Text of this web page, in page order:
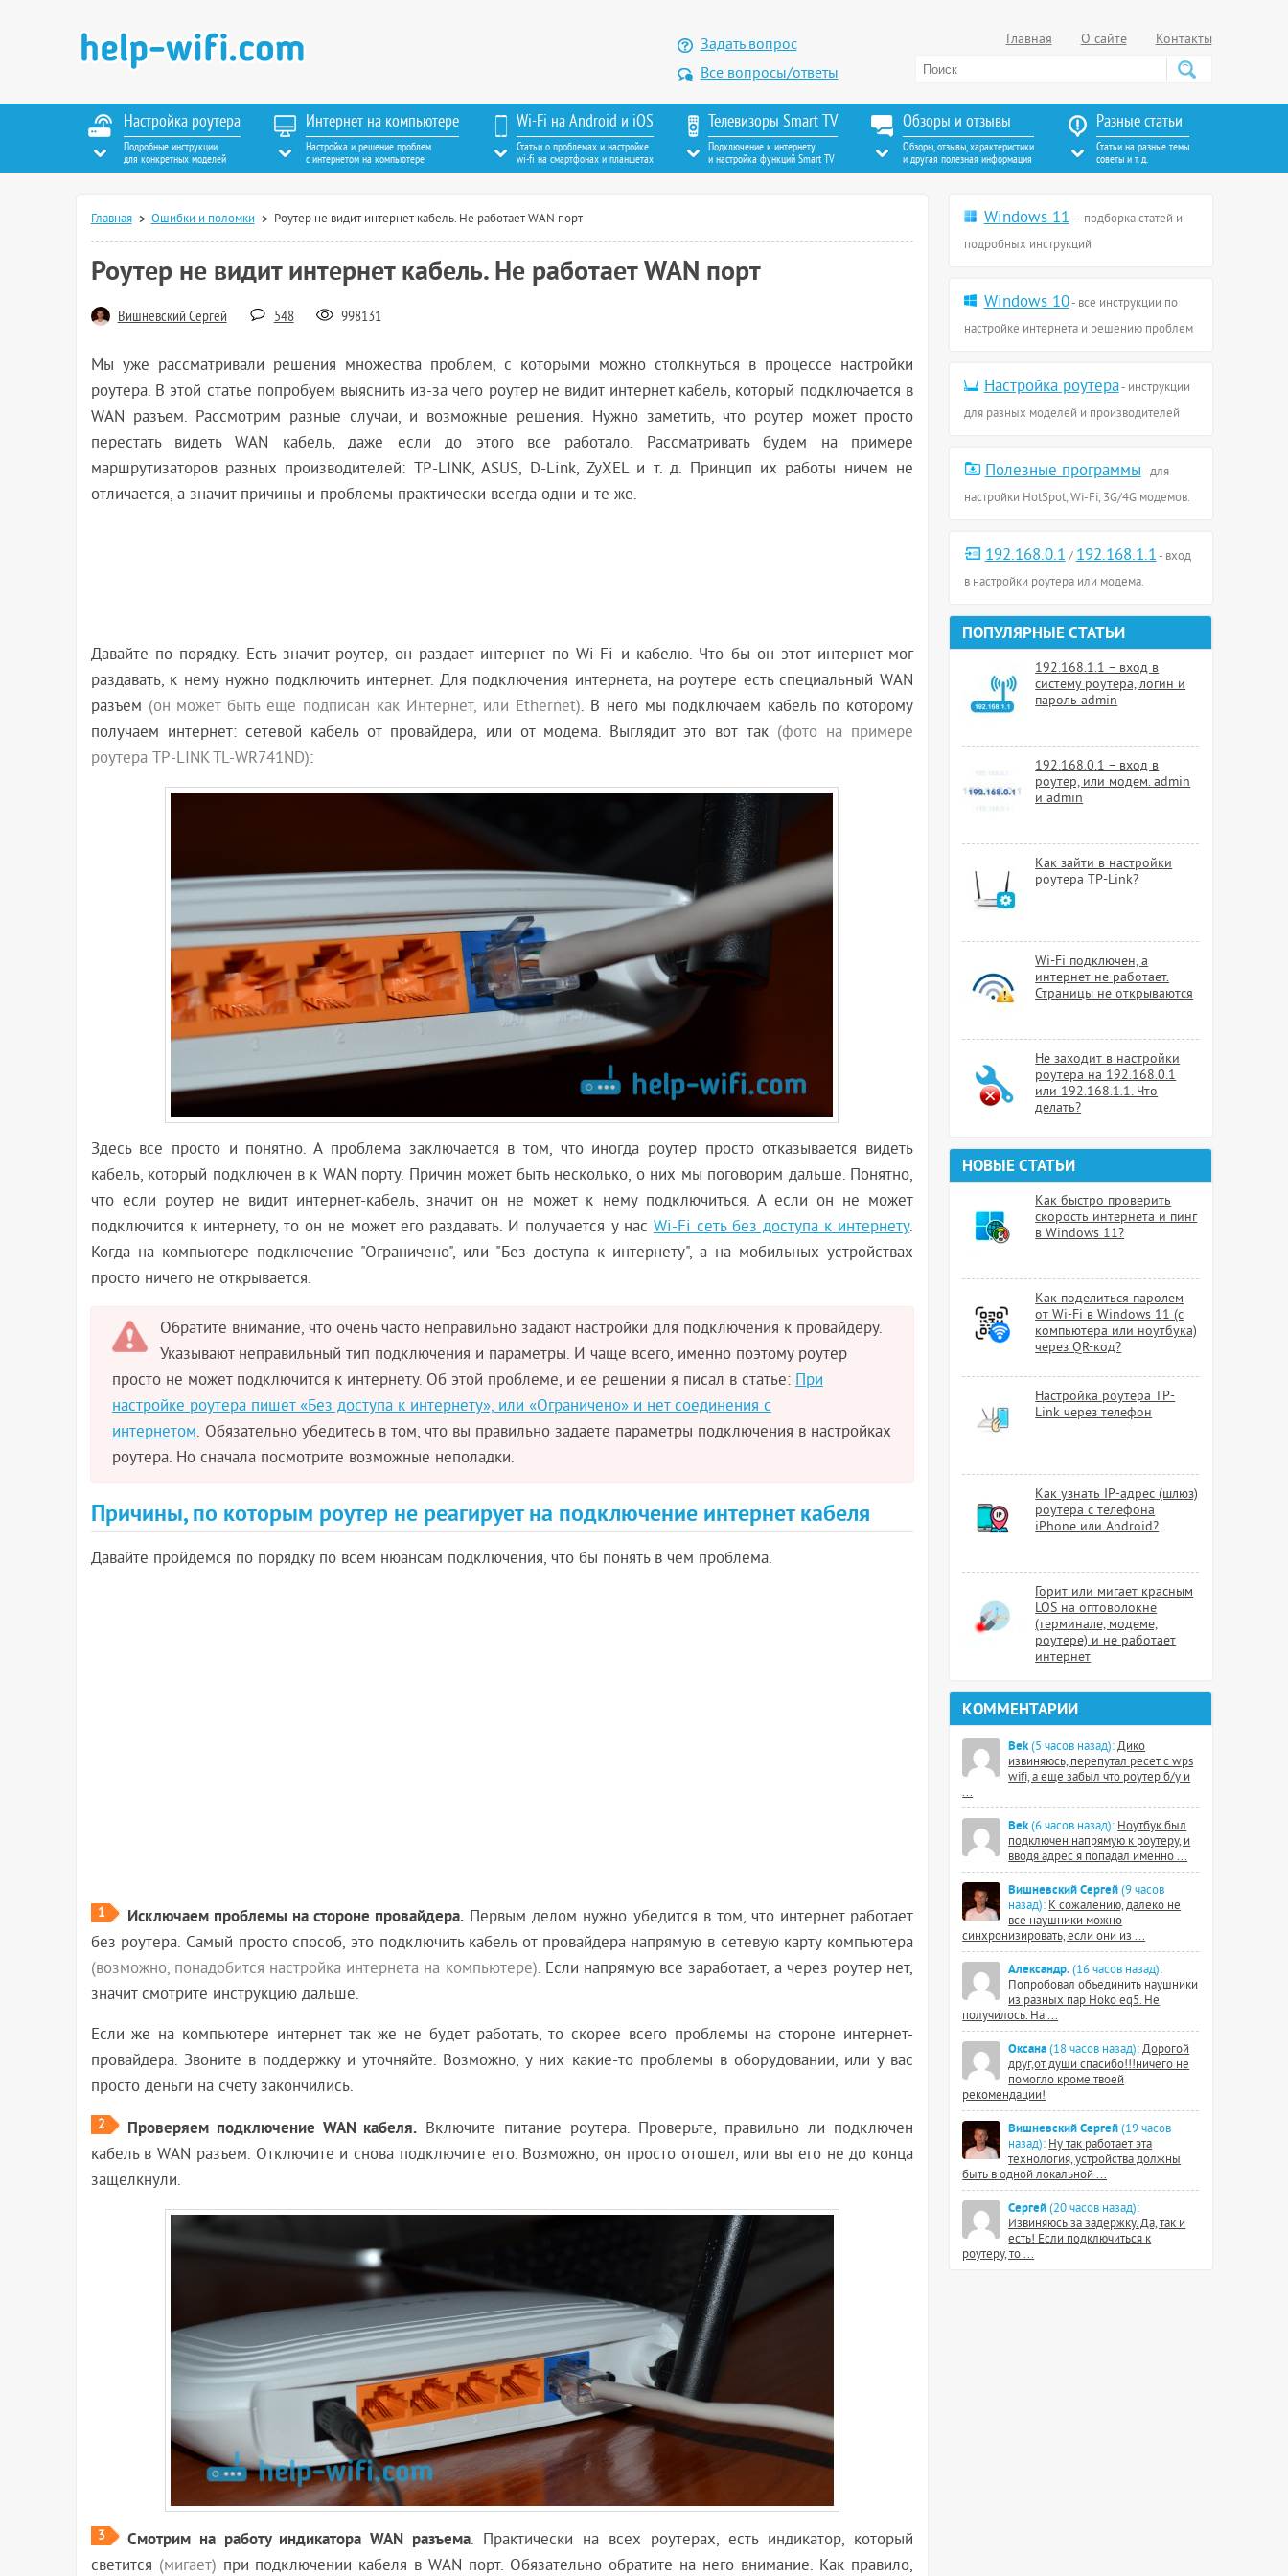
Настройка роутера
Подробные инструкции
для конкретных моделей
Интернет на компьютере
Настройка и решение проблем
с интернетом на компьютере
Wi-Fi на Android и iOS
Статьи о проблемах и настройке
wi-fi на смартфонах и планшетах
Телевизоры Smart TV
Подключение к интернету
и настройка функций Smart TV
Обзоры и отзывы
Обзоры, отзывы, характеристики
и другая полезная информация
Разные статьи
Статьи на разные темы
советы и т. д.
Задать вопрос
Все вопросы/ответы
Главная О сайте Контакты
Главная Ошибки и поломки Роутер не видит интернет кабель. Не работает WAN порт
Роутер не видит интернет кабель. Не работает WAN порт
Вишневский Сергей 548 998131
Мы уже рассматривали решения множества проблем, с которыми можно столкнуться в процессе настройки
роутера. В этой статье попробуем выяснить из-за чего роутер не видит интернет кабель, который подключается в
WAN разъем. Рассмотрим разные случаи, и возможные решения. Нужно заметить, что роутер может просто
перестать видеть WAN кабель, даже если до этого все работало. Рассматривать будем на примере
маршрутизаторов разных производителей: TP-LINK, ASUS, D-Link, ZyXEL и т. д. Принцип их работы ничем не
отличается, а значит причины и проблемы практически всегда одни и те же.
Давайте по порядку. Есть значит роутер, он раздает интернет по Wi-Fi и кабелю. Что бы он этот интернет мог
раздавать, к нему нужно подключить интернет. Для подключения интернета, на роутере есть специальный WAN
разъем (он может быть еще подписан как Интернет, или Ethernet). В него мы подключаем кабель по которому
получаем интернет: сетевой кабель от провайдера, или от модема. Выглядит это вот так (фото на примере
роутера TP-LINK TL-WR741ND):
Здесь все просто и понятно. А проблема заключается в том, что иногда роутер просто отказывается видеть
кабель, который подключен в к WAN порту. Причин может быть несколько, о них мы поговорим дальше. Понятно,
что если роутер не видит интернет-кабель, значит он не может к нему подключиться. А если он не может
подключится к интернету, то он не может его раздавать. И получается у насWi-Fi сеть без доступа к интернету.
Когда на компьютере подключение "Ограничено", или "Без доступа к интернету", а на мобильных устройствах
просто ничего не открывается.
Обратите внимание, что очень часто неправильно задают настройки для подключения к провайдеру.
Указывают неправильный тип подключения и параметры. И чаще всего, именно поэтому роутер
просто не может подключится к интернету. Об этой проблеме, и ее решении я писал в статье: При
настройке роутера пишет «Без доступа к интернету», или «Ограничено» и нет соединения с
интернетом. Обязательно убедитесь в том, что вы правильно задаете параметры подключения в настройках
роутера. Но сначала посмотрите возможные неполадки.
Причины, по которым роутер не реагирует на подключение интернет кабеля
Давайте пройдемся по порядку по всем нюансам подключения, что бы понять в чем проблема.
1 Исключаем проблемы на стороне провайдера. Первым делом нужно убедится в том, что интернет работает
без роутера. Самый просто способ, это подключить кабель от провайдера напрямую в сетевую карту компьютера
(возможно, понадобится настройка интернета на компьютере). Если напрямую все заработает, а через роутер нет,
значит смотрите инструкцию дальше.
Если же на компьютере интернет так же не будет работать, то скорее всего проблемы на стороне интернет-
провайдера. Звоните в поддержку и уточняйте. Возможно, у них какие-то проблемы в оборудовании, или у вас
просто деньги на счету закончились.
2 Проверяем подключение WAN кабеля. Включите питание роутера. Проверьте, правильно ли подключен
кабель в WAN разъем. Отключите и снова подключите его. Возможно, он просто отошел, или вы его не до конца
защелкнули.
3 Смотрим на работу индикатора WAN разъема. Практически на всех роутерах, есть индикатор, который
светится (мигает) при подключении кабеля в WAN порт. Обязательно обратите на него внимание. Как правило,
Windows 11 — подборка статей и
подробных инструкций
Windows 10- все инструкции по
настройке интернета и решению проблем
Настройка роутера- инструкции
для разных моделей и производителей
Полезные программы- для
настройки HotSpot, Wi-Fi, 3G/4G модемов.
192.168.0.1 /192.168.1.1- вход
в настройки роутера или модема.
ПОПУЛЯРНЫЕ СТАТЬИ
192.168.1.1 – вход в
систему роутера, логин и
пароль admin
192.168.0.1 – вход в
роутер, или модем. admin
и admin
Как зайти в настройки
роутера TP-Link?
Wi-Fi подключен, а
интернет не работает.
Страницы не открываются
Не заходит в настройки
роутера на 192.168.0.1
или 192.168.1.1. Что
делать?
НОВЫЕ СТАТЬИ
Как быстро проверить
скорость интернета и пинг
в Windows 11?
Как поделиться паролем
от Wi-Fi в Windows 11 (с
компьютера или ноутбука)
через QR-код?
Настройка роутера TP-
Link через телефон
Как узнать IP-адрес (шлюз)
роутера с телефона
iPhone или Android?
Горит или мигает красным
LOS на оптоволокне
(терминале, модеме,
роутере) и не работает
интернет
КОММЕНТАРИИ
Bek(5 часов назад): Дико
извиняюсь, перепутал ресет с wps
wifi, а еще забыл что роутер б/у и
...
Bek(6 часов назад): Ноутбук был
подключен напрямую к роутеру, и
вводя адрес я попадал именно ...
Вишневский Сергей (9 часов
назад): К сожалению, далеко не
все наушники можно
синхронизировать, если они из ...
Александр. (16 часов назад):
Попробовал объединить наушники
из разных пар Hoko eq5. Не
получилось. На ...
Оксана (18 часов назад): Дорогой
друг,от души спасибо!!!ничего не
помогло кроме твоей
рекомендации!
Вишневский Сергей (19 часов
назад): Ну так работает эта
технология, устройства должны
быть в одной локальной ...
Сергей (20 часов назад):
Извиняюсь за задержку. Да, так и
есть! Если подключиться к
роутеру, то ...